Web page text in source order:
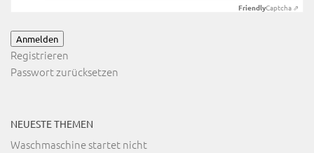
FriendlyCaptcha ⇗
Anmelden
Registrieren
Passwort zurücksetzen
NEUESTE THEMEN
Waschmaschine startet nicht